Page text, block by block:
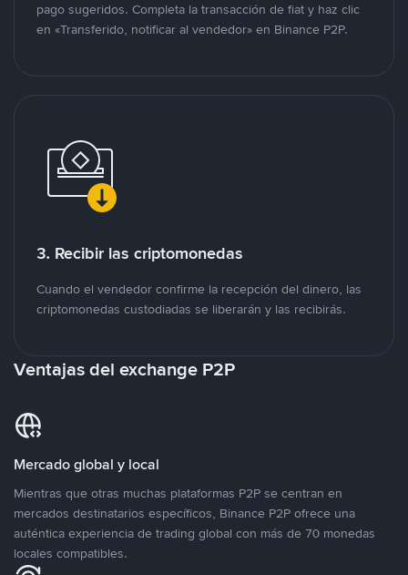
pago sugeridos. Completa la transacción de fiat y haz clic
en «Transferido, notificar al vendedor» en Binance P2P.
3. Recibir las criptomonedas
Cuando el vendedor confirme la recepción del dinero, las
criptomonedas custodiadas se liberarán y las recibirás.
Ventajas del exchange P2P
Mercado global y local
Mientras que otras muchas plataformas P2P se centran en
mercados destinatarios específicos, Binance P2P ofrece una
auténtica experiencia de trading global con más de 70 monedas
locales compatibles.